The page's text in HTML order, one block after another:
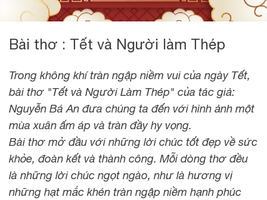
Bài thơ : Tết và Người làm Thép
Trong không khí tràn ngập niềm vui của ngày Tết,
bài thơ "Tết và Người Làm Thép" của tác giả:
Nguyễn Bá An đưa chúng ta đến với hình ảnh một
mùa xuân ấm áp và tràn đầy hy vọng.
Bài thơ mở đầu với những lời chúc tốt đẹp về sức
khỏe, đoàn kết và thành công. Mỗi dòng thơ đều
là những lời chúc ngọt ngào, như là hương vị
những hạt mắc khén tràn ngập niềm hạnh phúc